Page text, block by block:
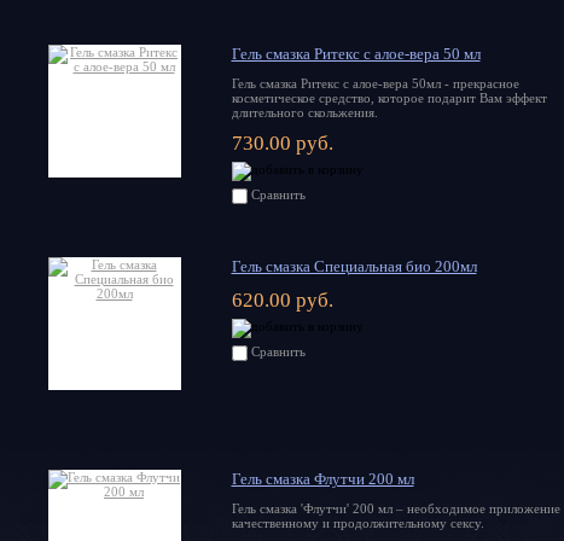
Гель смазка Ритекс с алое-вера 50 мл
Гель смазка Ритекс с алое-вера 50мл - прекрасное
косметическое средство, которое подарит Вам эффект
длительного скольжения.
730.00 руб.
Сравнить
Гель смазка Специальная био 200мл
620.00 руб.
Сравнить
Гель смазка Флутчи 200 мл
Гель смазка 'Флутчи' 200 мл – необходимое приложение
качественному и продолжительному сексу.